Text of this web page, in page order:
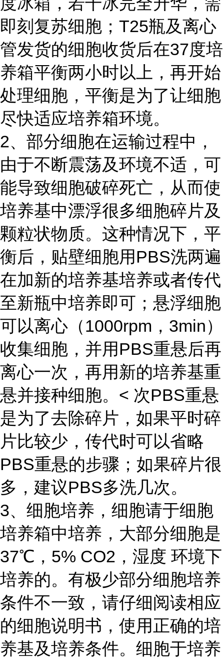
即刻复苏细胞；T25瓶及离心
管发货的细胞收货后在37度培
养箱平衡两小时以上，再开始
处理细胞，平衡是为了让细胞
尽快适应培养箱环境。
2、部分细胞在运输过程中，
由于不断震荡及环境不适，可
能导致细胞破碎死亡，从而使
培养基中漂浮很多细胞碎片及
颗粒状物质。这种情况下，平
衡后，贴壁细胞用PBS洗两遍
在加新的培养基培养或者传代
至新瓶中培养即可；悬浮细胞
可以离心（1000rpm，3min）
收集细胞，并用PBS重悬后再
离心一次，再用新的培养基重
悬并接种细胞。< 次PBS重悬
是为了去除碎片，如果平时碎
片比较少，传代时可以省略
PBS重悬的步骤；如果碎片很
多，建议PBS多洗几次。
3、细胞培养，细胞请于细胞
培养箱中培养，大部分细胞是
37℃，5% CO2，湿度 环境下
培养的。有极少部分细胞培养
条件不一致，请仔细阅读相应
的细胞说明书，使用正确的培
养基及培养条件。细胞于培养